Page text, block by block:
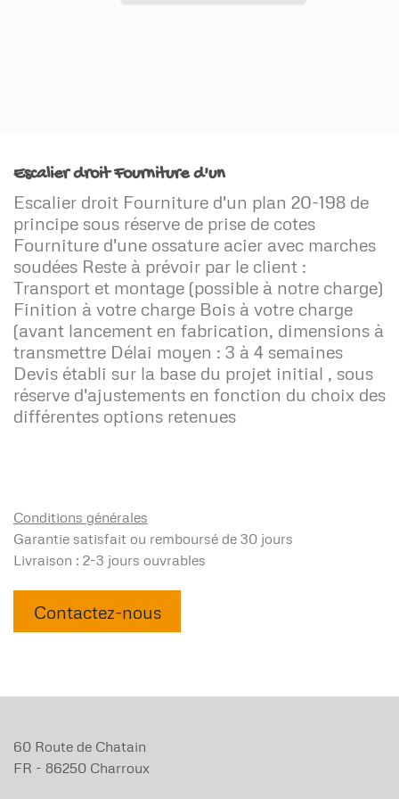
Escalier droit Fourniture d'un
Escalier droit Fourniture d'un plan 20-198 de
principe sous réserve de prise de cotes
Fourniture d'une ossature acier avec marches
soudées Reste à prévoir par le client :
Transport et montage (possible à notre charge)
Finition à votre charge Bois à votre charge
(avant lancement en fabrication, dimensions à
transmettre Délai moyen : 3 à 4 semaines
Devis établi sur la base du projet initial , sous
réserve d'ajustements en fonction du choix des
différentes options retenues
Conditions générales
Garantie satisfait ou remboursé de 30 jours
Livraison : 2-3 jours ouvrables
Contactez-nous
60 Route de Chatain
FR - 86250 Charroux